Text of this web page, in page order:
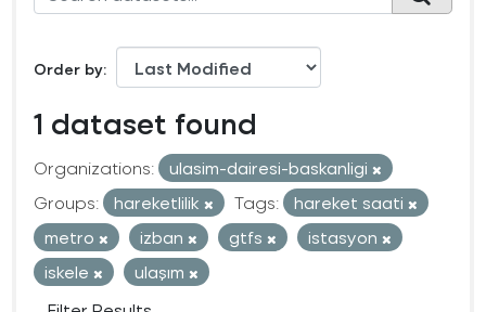
Order by
1 dataset found
Organizations:
ulasim-dairesi-baskanligi
Groups:
hareketlilik Tags:
hareket saati
metro
izban gtfs
istasyon
iskele
ulaşım